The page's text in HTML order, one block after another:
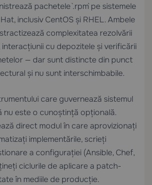
pachetele `.rpm` pe sistemele
inclusiv CentOS și RHEL. Ambele
complexitatea rezolvării
cu depozitele și verificării
— dar sunt distincte din punct
și nu sunt interschimbabile.
care guvernează sistemul
nu este o cunoștință opțională.
direct modul în care aprovizionați
implementările, scrieți
a configurației (Ansible, Chef,
ciclurile de aplicare a patch-
în mediile de producție.